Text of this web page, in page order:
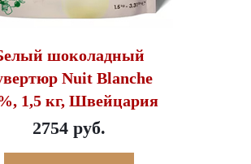
шоколадный
Nuit Blanche
1,5 кг, Швейцария
2754 руб.